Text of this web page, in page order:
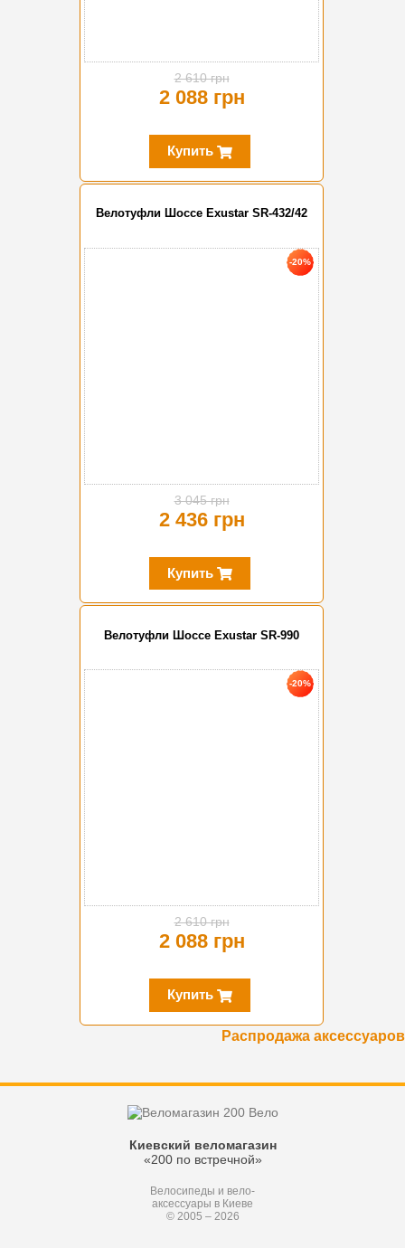
2 610 грн
2 088 грн
Купить
Велотуфли Шоссе Exustar SR-432/42
-20%
3 045 грн
2 436 грн
Купить
Велотуфли Шоссе Exustar SR-990
-20%
2 610 грн
2 088 грн
Купить
Распродажа аксессуаров
Киевский веломагазин
«200 по встречной»
Велосипеды и вело-
аксессуары в Киеве
© 2005 – 2026